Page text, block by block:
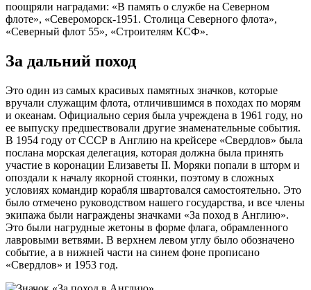
поощряли наградами: «В память о службе на Северном
флоте», «Североморск-1951. Столица Северного флота»,
«Северный флот 55», «Строителям КСФ».
За дальний поход
Это один из самых красивых памятных значков, которые
вручали служащим флота, отличившимся в походах по морям
и океанам. Официально серия была учреждена в 1961 году, но
ее выпуску предшествовали другие знаменательные события.
В 1954 году от СССР в Англию на крейсере «Свердлов» была
послана морская делегация, которая должна была принять
участие в коронации Елизаветы II. Моряки попали в шторм и
опоздали к началу якорной стоянки, поэтому в сложных
условиях командир корабля швартовался самостоятельно. Это
было отмечено руководством нашего государства, и все члены
экипажа были награждены значками «За поход в Англию».
Это были нагрудные жетоны в форме флага, обрамленного
лавровыми ветвями. В верхнем левом углу было обозначено
событие, а в нижней части на синем фоне прописано
«Свердлов» и 1953 год.